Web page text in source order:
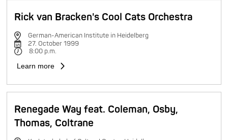
Rick van Bracken's Cool Cats Orchestra
German-American Institute in Heidelberg
27. October 1999
8:00 p.m.
Learn more
Renegade Way feat. Coleman, Osby,
Thomas, Coltrane